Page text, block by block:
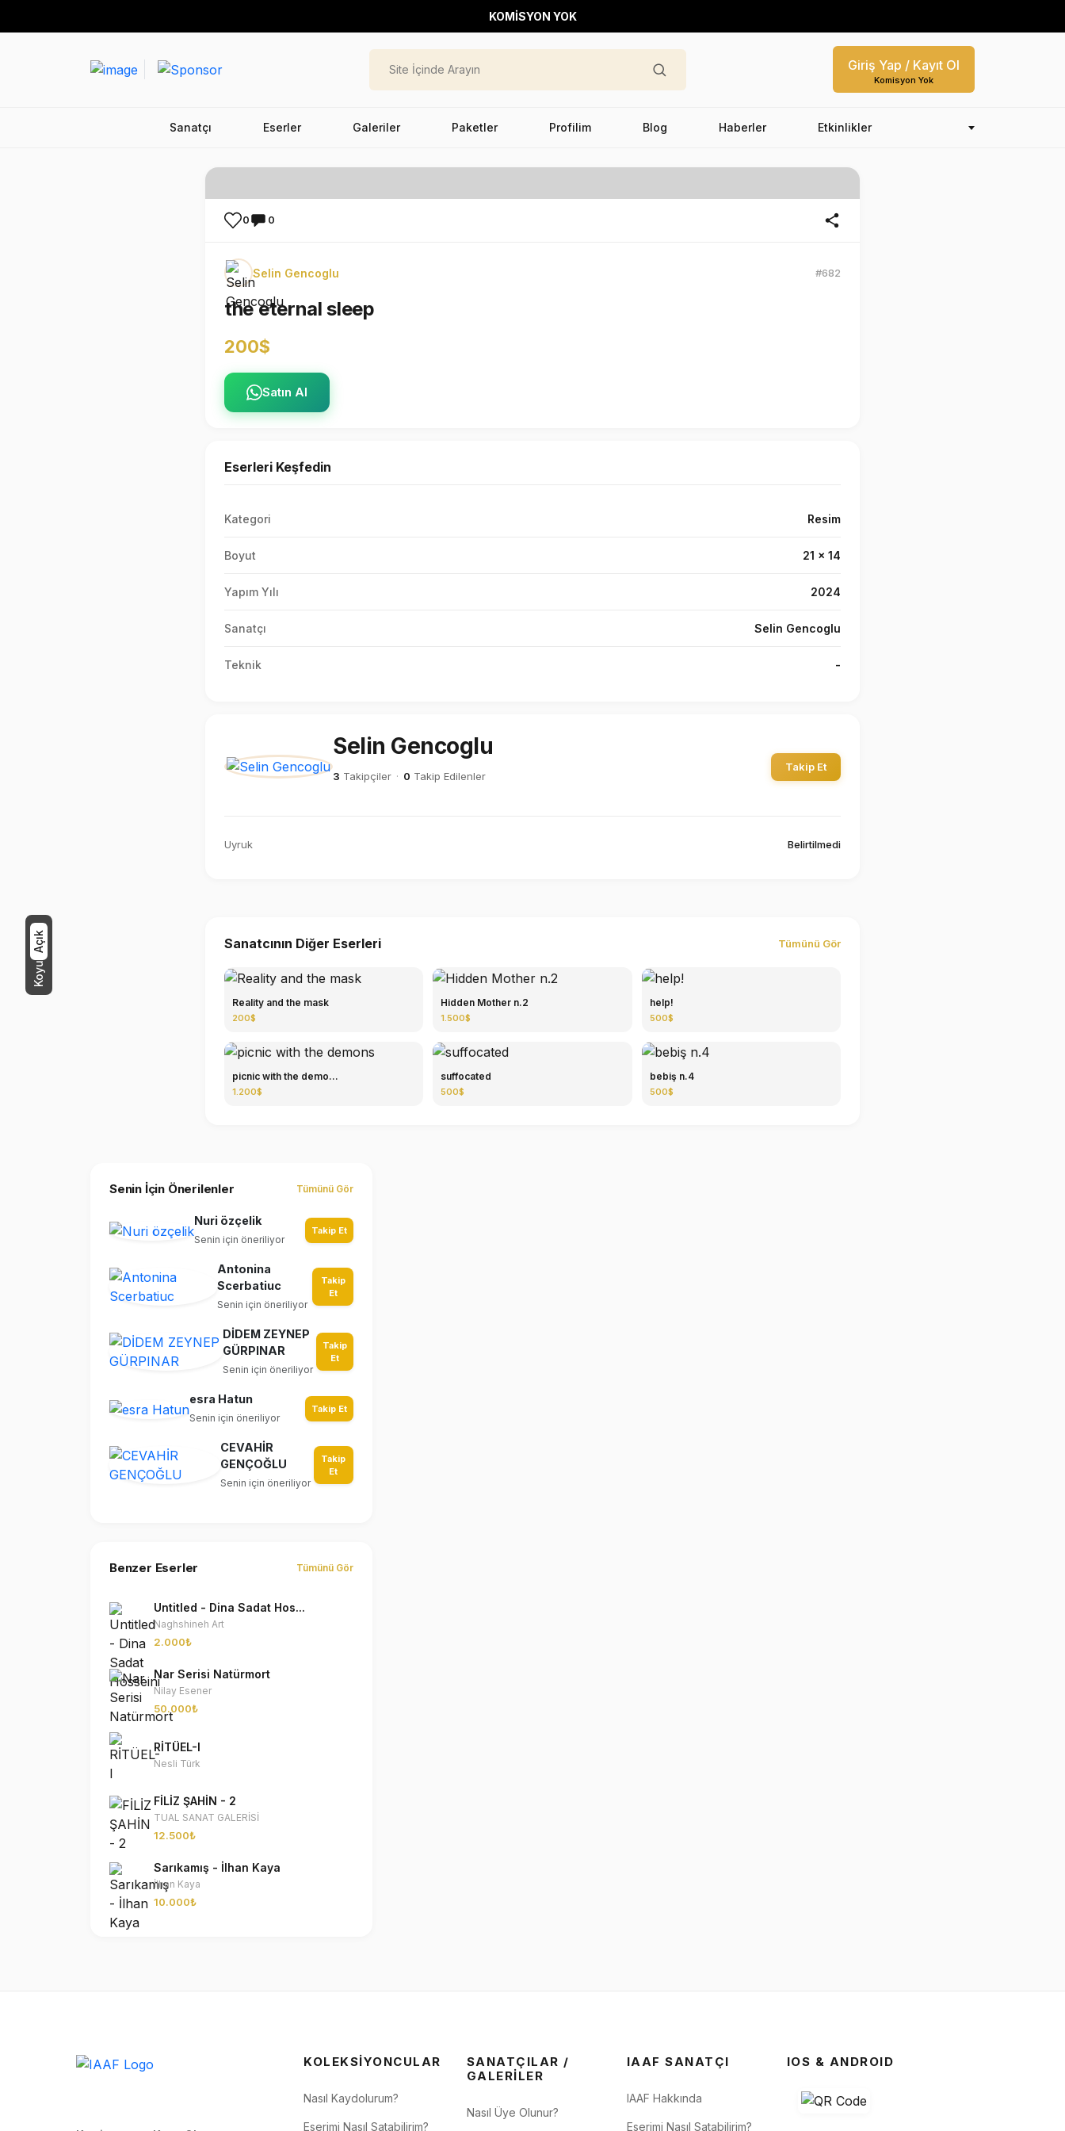
Koyu
Açık
KOMİSYON YOK
Giriş Yap / Kayıt Ol
Komisyon Yok
Sanatçı Eserler Galeriler Paketler Profilim Blog Haberler Etkinlikler
0 0
Selin Gencoglu #682
the eternal sleep
200$
Satın Al
Eserleri Keşfedin
Kategori Resim
Boyut 21 x 14
Yapım Yılı 2024
Sanatçı Selin Gencoglu
Teknik -
Selin Gencoglu
3 Takipçiler · 0 Takip Edilenler
Takip Et
Uyruk Belirtilmedi
Sanatcının Diğer Eserleri Tümünü Gör
Reality and the mask
200$
Hidden Mother n.2
1.500$
help!
500$
picnic with the demo...
1.200$
suffocated
500$
bebiş n.4
500$
Senin İçin Önerilenler Tümünü Gör
Nuri özçelik
Senin için öneriliyor
Takip Et
Antonina
Scerbatiuc
Senin için öneriliyor
Takip
Et
DİDEM ZEYNEP
GÜRPINAR
Senin için öneriliyor
Takip
Et
esra Hatun
Senin için öneriliyor
Takip Et
CEVAHİR
GENÇOĞLU
Senin için öneriliyor
Takip
Et
Benzer Eserler Tümünü Gör
Untitled - Dina Sadat Hos...
Naghshineh Art
2.000₺
Nar Serisi Natürmort
Nilay Esener
50.000₺
RİTÜEL-I
Nesli Türk
FİLİZ ŞAHİN - 2
TUAL SANAT GALERİSİ
12.500₺
Sarıkamış - İlhan Kaya
İlhan Kaya
10.000₺
KOLEKSIYONCULAR
Nasıl Kaydolurum?
Eserimi Nasıl Satabilirim?
SANATÇILAR /
GALERILER
Nasıl Üye Olunur?
IAAF SANATÇI
IAAF Hakkında
Eserimi Nasıl Satabilirim?
IOS & ANDROID